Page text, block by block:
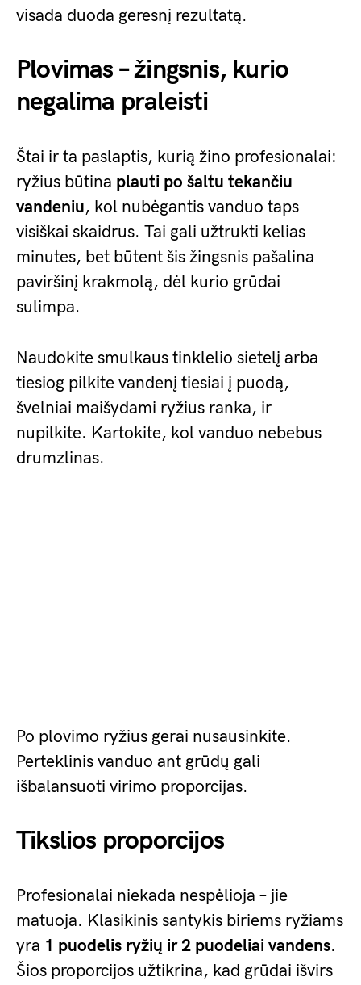
visada duoda geresnį rezultatą.
Plovimas – žingsnis, kurio
negalima praleisti
Štai ir ta paslaptis, kurią žino profesionalai:
ryžius būtina plauti po šaltu tekančiu
vandeniu, kol nubėgantis vanduo taps
visiškai skaidrus. Tai gali užtrukti kelias
minutes, bet būtent šis žingsnis pašalina
paviršinį krakmolą, dėl kurio grūdai
sulimpa.
Naudokite smulkaus tinklelio sietelį arba
tiesiog pilkite vandenį tiesiai į puodą,
švelniai maišydami ryžius ranka, ir
nupilkite. Kartokite, kol vanduo nebebus
drumzlinas.
Po plovimo ryžius gerai nusausinkite.
Perteklinis vanduo ant grūdų gali
išbalansuoti virimo proporcijas.
Tikslios proporcijos
Profesionalai niekada nespėlioja – jie
matuoja. Klasikinis santykis biriems ryžiams
yra 1 puodelis ryžių ir 2 puodeliai vandens.
Šios proporcijos užtikrina, kad grūdai išvirs